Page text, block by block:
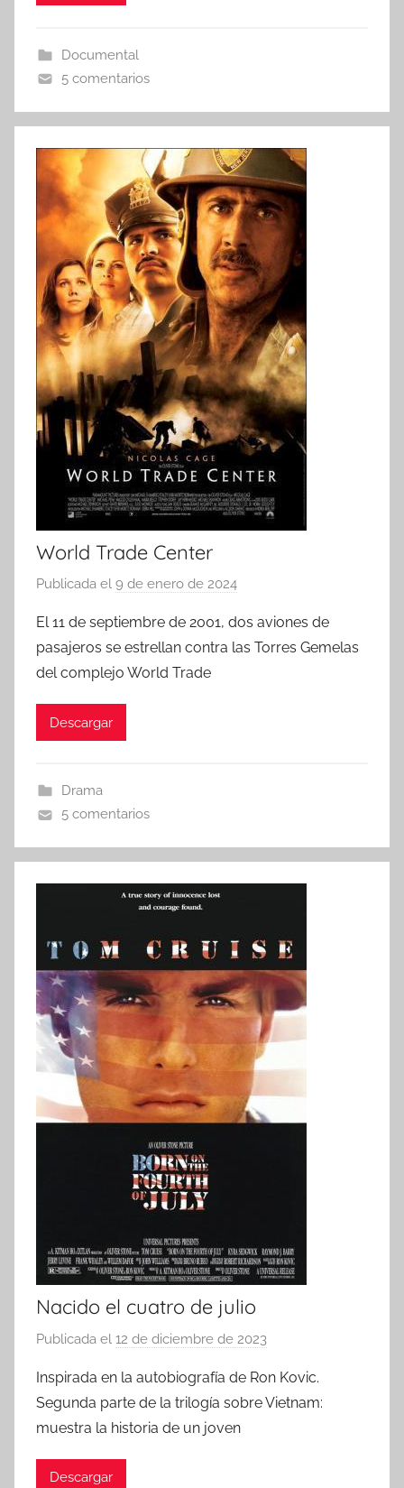
Documental
5 comentarios
World Trade Center
Publicada el 9 de enero de 2024
r
El 11 de septiembre de 2001, dos aviones de
pasajeros se estrellan contra las Torres Gemelas
del complejo World Trade
Descargar
Drama
5 comentarios
Nacido el cuatro de julio
Publicada el 12 de diciembre de 2023
r
Inspirada en la autobiografía de Ron Kovic.
Segunda parte de la trilogía sobre Vietnam:
muestra la historia de un joven
Descargar